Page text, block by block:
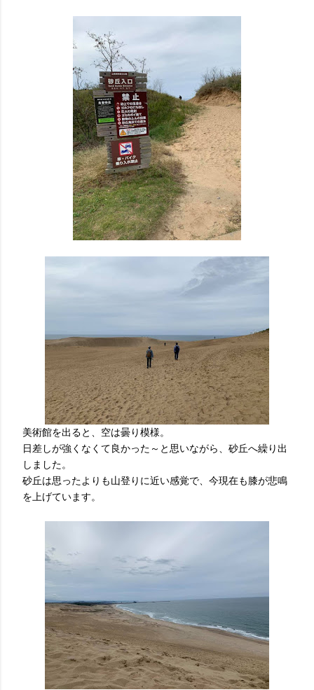
美術館を出ると、空は曇り模様。
日差しが強くなくて良かった～と思いながら、砂丘へ繰り出
しました。
砂丘は思ったよりも山登りに近い感覚で、今現在も膝が悲鳴
を上げています。